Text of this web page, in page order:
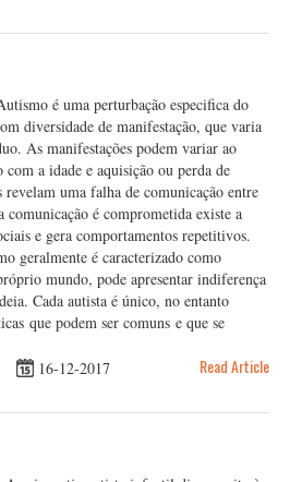
é uma perturbação especifica do
diversidade de manifestação, que varia
As manifestações podem variar ao
a idade e aquisição ou perda de
revelam uma falha de comunicação entre
comunicação é comprometida existe a
e gera comportamentos repetitivos.
geralmente é caracterizado como
mundo, pode apresentar indiferença
Cada autista é único, no entanto
que podem ser comuns e que se
16-12-2017 Read Article